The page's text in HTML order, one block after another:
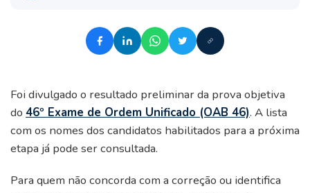
Foi divulgado o resultado preliminar da prova objetiva
do 46º Exame de Ordem Unificado (OAB 46). A lista
com os nomes dos candidatos habilitados para a próxima
etapa já pode ser consultada.
Para quem não concorda com a correção ou identifica